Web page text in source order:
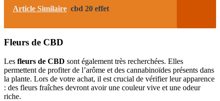
Article Similaire cbd 20 effet
Fleurs de CBD
Les fleurs de CBD sont également très recherchées. Elles
permettent de profiter de l’arôme et des cannabinoïdes présents dans
la plante. Lors de votre achat, il est crucial de vérifier leur apparence
: des fleurs fraîches devront avoir une couleur vive et une odeur
riche.